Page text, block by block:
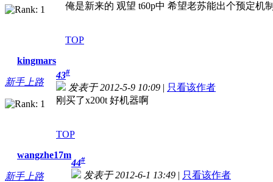
俺是新来的 观望 t60p中 希望老苏能出个预定机
TOP
kingmars
新手上路
43#
发表于 2012-5-9 10:09 | 只看该作者
刚买了x200t 好机器啊
TOP
wangzhe17m
新手上路
44#
发表于 2012-6-1 13:49 | 只看该作者